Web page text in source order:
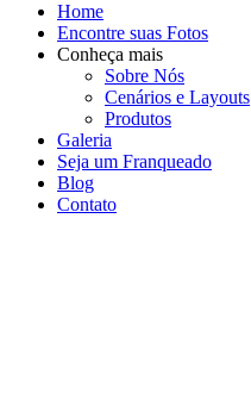
Home
Encontre suas Fotos
Conheça mais
Sobre Nós
Cenários e Layouts
Produtos
Galeria
Seja um Franqueado
Blog
Contato